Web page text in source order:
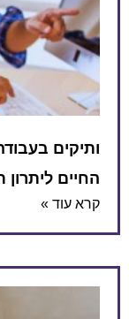
ותיקים
החיים ליתרון
קרא עוד »